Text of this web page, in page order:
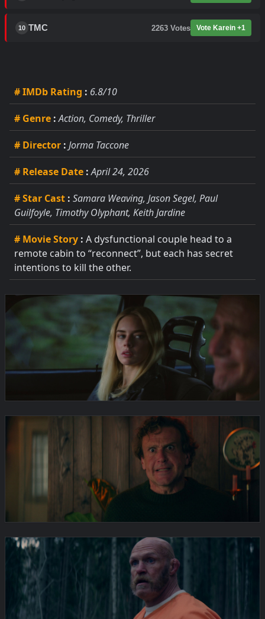
10 TMC 2263 Votes Vote Karein +1
# IMDb Rating : 6.8/10
# Genre : Action, Comedy, Thriller
# Director : Jorma Taccone
# Release Date : April 24, 2026
# Star Cast : Samara Weaving, Jason Segel, Paul
Guilfoyle, Timothy Olyphant, Keith Jardine
# Movie Story : A dysfunctional couple head to a
remote cabin to “reconnect”, but each has secret
intentions to kill the other.